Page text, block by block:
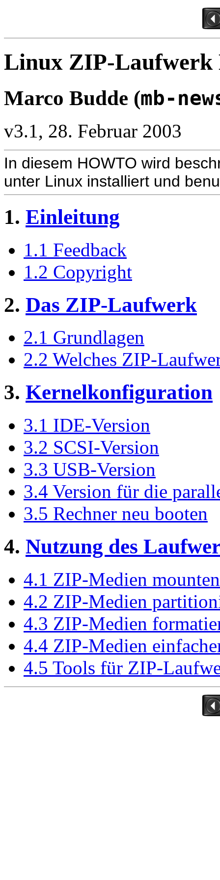
Linux ZIP-Laufwerk
Marco Budde (mb-
v3.1, 28. Februar 2003
In diesem HOWTO wird
unter Linux installiert und
1. Einleitung
1.1 Feedback
1.2 Copyright
2. Das ZIP-Laufwerk
2.1 Grundlagen
2.2 Welches ZIP-
3. Kernelkonfiguration
3.1 IDE-Version
3.2 SCSI-Version
3.3 USB-Version
3.4 Version für die
3.5 Rechner neu booten
4. Nutzung des
4.1 ZIP-Medien mounten
4.2 ZIP-Medien
4.3 ZIP-Medien
4.4 ZIP-Medien
4.5 Tools für ZIP-